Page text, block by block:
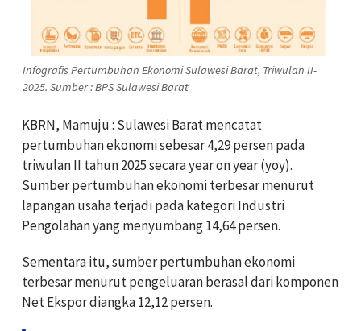
Infografis Pertumbuhan Ekonomi Sulawesi Barat, Triwulan II-
2025. Sumber : BPS Sulawesi Barat
KBRN, Mamuju : Sulawesi Barat mencatat
pertumbuhan ekonomi sebesar 4,29 persen pada
triwulan II tahun 2025 secara year on year (yoy).
Sumber pertumbuhan ekonomi terbesar menurut
lapangan usaha terjadi pada kategori Industri
Pengolahan yang menyumbang 14,64 persen.
Sementara itu, sumber pertumbuhan ekonomi
terbesar menurut pengeluaran berasal dari komponen
Net Ekspor diangka 12,12 persen.